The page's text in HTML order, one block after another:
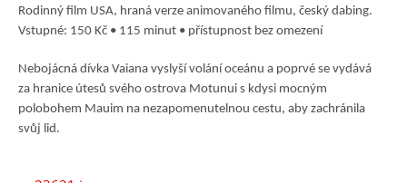
Rodinný film USA, hraná verze animovaného filmu, český dabing.
Vstupné: 150 Kč • 115 minut • přístupnost bez omezení
Nebojácná dívka Vaiana vyslyší volání oceánu a poprvé se vydává
za hranice útesů svého ostrova Motunui s kdysi mocným
polobohem Mauim na nezapomenutelnou cestu, aby zachránila
svůj lid.